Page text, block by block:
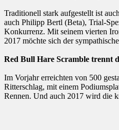
Traditionell stark aufgestellt ist
auch Philipp Bertl (Beta), Trial-
Konkurrenz. Mit seinem vierten
2017 möchte sich der
Red Bull Hare Scramble trennt
Im Vorjahr erreichten von 500
Ritterschlag, mit einem
Rennen. Und auch 2017 wird die